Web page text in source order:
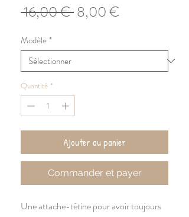
16,00 € Prix
8,00 €
Modèle*
Quantité *
Ajouter au panier
Commander et payer
Une attache-tétine pour avoir toujours